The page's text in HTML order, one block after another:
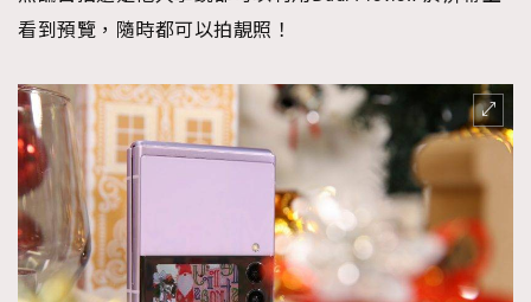
看到預覽，隨時都可以拍靚照！